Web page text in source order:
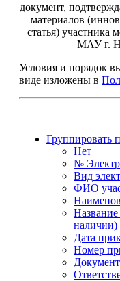
документ,
материалов
статья) участника
МАУ г.
Условия и порядок
виде изложены в
Группировать
Нет
№
Вид
ФИО
наличии)
Дата
Номер